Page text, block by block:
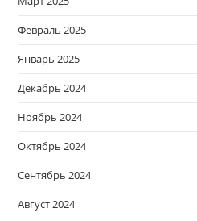
Февраль 2025
Январь 2025
Декабрь 2024
Ноябрь 2024
Октябрь 2024
Сентябрь 2024
Август 2024